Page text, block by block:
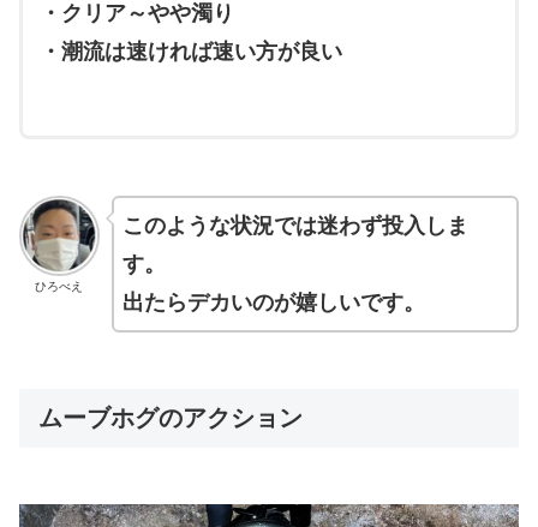
・クリア～やや濁り
・潮流は速ければ速い方が良い
ひろべえ
このような状況では迷わず投入しま
す。
出たらデカいのが嬉しいです。
ムーブホグのアクション